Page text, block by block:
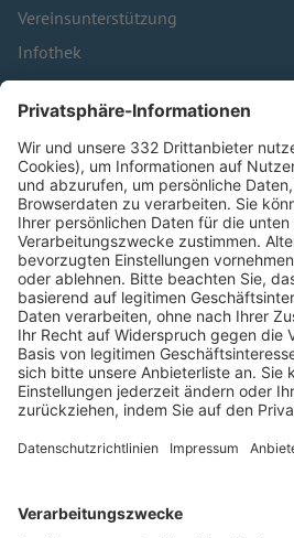
Vereinsunterstützung
Infothek
Kontakt
HÄUFIG BESUCHTE SEITEN
Pässe und Vereinswechsel
Trainerausbildung
Schulungsangebot Vereinsmitarbeiter
BFV-Geschäftsstellen
Trainerbörse
Login SpielPlus
FOLGE DEM BFV